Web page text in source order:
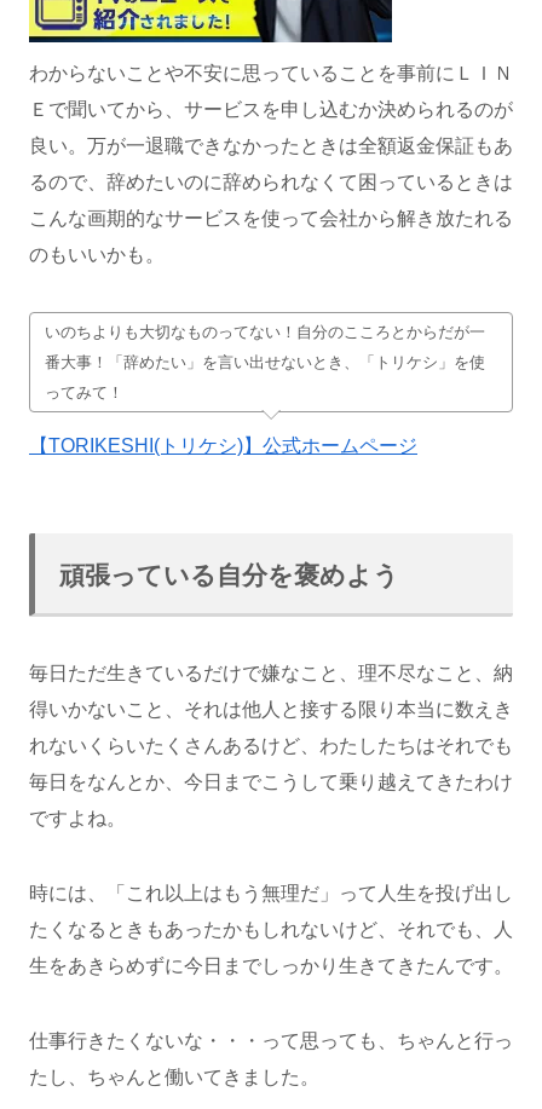
わからないことや不安に思っていることを事前にＬＩＮ
Ｅで聞いてから、サービスを申し込むか決められるのが
良い。万が一退職できなかったときは全額返金保証もあ
るので、辞めたいのに辞められなくて困っているときは
こんな画期的なサービスを使って会社から解き放たれる
のもいいかも。
いのちよりも大切なものってない！自分のこころとからだが一
番大事！「辞めたい」を言い出せないとき、「トリケシ」を使
ってみて！
【TORIKESHI(トリケシ)】公式ホームページ
頑張っている自分を褒めよう
毎日ただ生きているだけで嫌なこと、理不尽なこと、納
得いかないこと、それは他人と接する限り本当に数えき
れないくらいたくさんあるけど、わたしたちはそれでも
毎日をなんとか、今日までこうして乗り越えてきたわけ
ですよね。
時には、「これ以上はもう無理だ」って人生を投げ出し
たくなるときもあったかもしれないけど、それでも、人
生をあきらめずに今日までしっかり生きてきたんです。
仕事行きたくないな・・・って思っても、ちゃんと行っ
たし、ちゃんと働いてきました。